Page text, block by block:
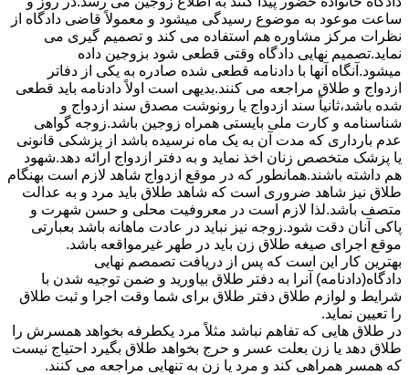
ساعت موعود به موضوع رسیدگی میشود و معمولاً قاضی دادگاه از
نظرات مرکز مشاوره هم استفاده می کند و تصمیم گیری می
نماید.تصمیم نهایی دادگاه وقتی قطعی شود بزوجین داده
میشود.آنگاه آنها با دادنامه قطعی شده صادره به یکی از دفاتر
ازدواج و طلاق مراجعه می کنند.بدیهی است اولاً دادنامه باید قطعی
شده باشد،ثانیاً سند ازدواج یا رونوشت مصدق سند ازدواج و
شناسنامه و کارت ملی بایستی همراه زوجین باشد.زوجه گواهی
عدم بارداری که مدت آن به یک ماه نرسیده باشد از پزشکی قانونی
یا پزشک متخصص زنان اخذ نماید و به دفتر ازدواج ارائه دهد.شهود
هم داشته باشند.همانطور که در موقع ازدواج شاهد لازم است بهنگام
طلاق نیز شاهد ضروری است که شاهد طلاق باید مرد و به عدالت
متصف باشد.لذا لازم است در معروفیت محلی و حسن شهرت و
پاکی آنان دقت شود.زوجه نیز نباید در عادت ماهانه باشد بعبارتی
موقع اجرای صیغه طلاق زن باید در طهر غیرمواقعه باشد.
بهترین کار این است که پس از دریافت تصمصم نهایی
دادگاه(دادنامه) آنرا به دفتر طلاق بیاورید و ضمن توجیه شدن با
شرایط و لوازم طلاق دفتر طلاق برای شما وقت اجرا و ثبت طلاق
را تعیین نماید.
در طلاق هایی که تفاهم نباشد مثلاً مرد یکطرفه بخواهد همسرش را
طلاق دهد یا زن بعلت عسر و حرج بخواهد طلاق بگیرد احتیاج نیست
که همسر همراهی کند و مرد یا زن به تنهایی مراجعه می کنند.